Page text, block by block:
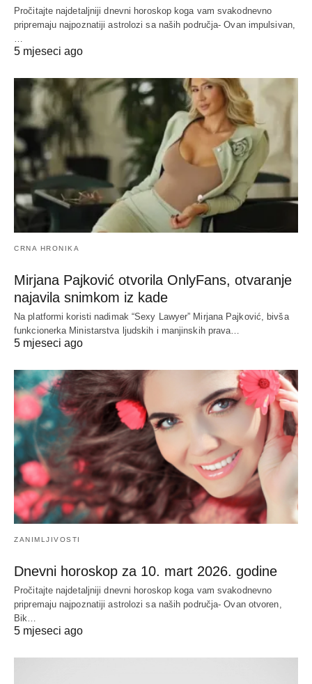
Pročitajte najdetaljniji dnevni horoskop koga vam svakodnevno
pripremaju najpoznatiji astrolozi sa naših područja- Ovan impulsivan,
5 mjeseci ago
CRNA HRONIKA
Mirjana Pajković otvorila OnlyFans, otvaranje
najavila snimkom iz kade
Na platformi koristi nadimak “Sexy Lawyer” Mirjana Pajković, bivša
funkcionerka Ministarstva ljudskih i manjinskih prava…
5 mjeseci ago
ZANIMLJIVOSTI
Dnevni horoskop za 10. mart 2026. godine
Pročitajte najdetaljniji dnevni horoskop koga vam svakodnevno
pripremaju najpoznatiji astrolozi sa naših područja- Ovan otvoren,
Bik…
5 mjeseci ago